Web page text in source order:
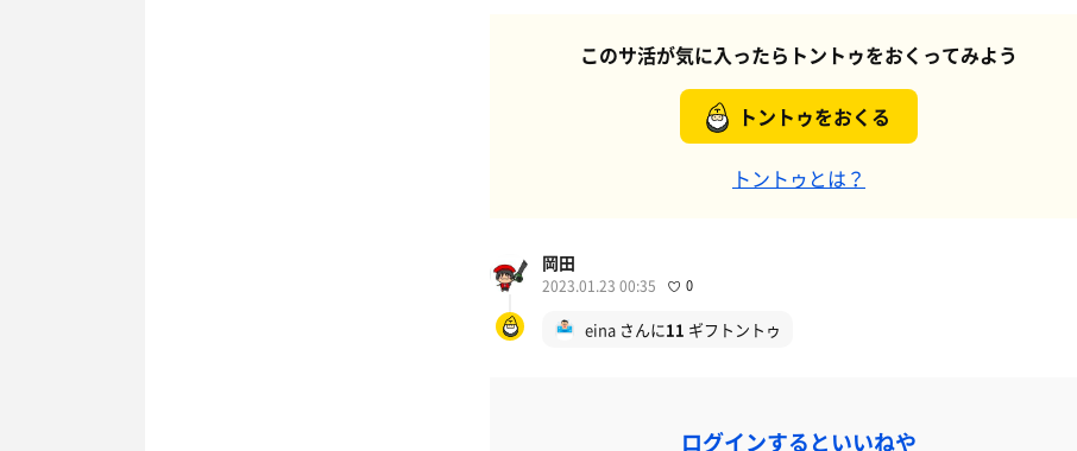
このサ活が気に入ったらトントゥをおくってみよう
トントゥをおくる
トントゥとは？
岡田
2023.01.23 00:35 0
eina さんに11 ギフトントゥ
ログインするといいねや